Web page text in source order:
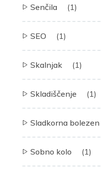
Senčila (1)
SEO (1)
Skalnjak (1)
Skladiščenje (1)
Sladkorna bolezen
Sobno kolo (1)